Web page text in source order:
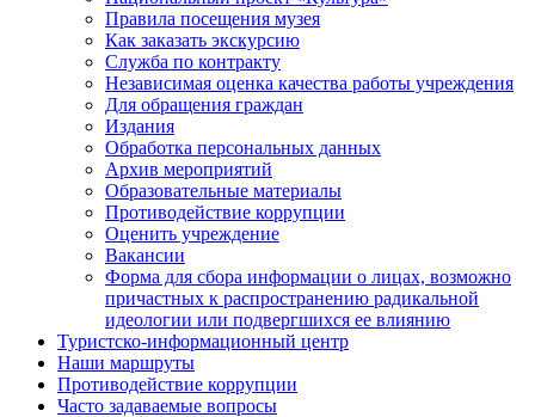
Правила посещения музея
Как заказать экскурсию
Служба по контракту
Независимая оценка качества работы учреждения
Для обращения граждан
Издания
Обработка персональных данных
Архив мероприятий
Образовательные материалы
Противодействие коррупции
Оценить учреждение
Вакансии
Форма для сбора информации о лицах, возможно
причастных к распространению радикальной
идеологии или подвергшихся ее влиянию
Туристско-информационный центр
Наши маршруты
Противодействие коррупции
Часто задаваемые вопросы